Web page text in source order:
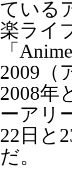
ている
楽ライ
「
2009（
2008年
ーアリ
22日と
だ。